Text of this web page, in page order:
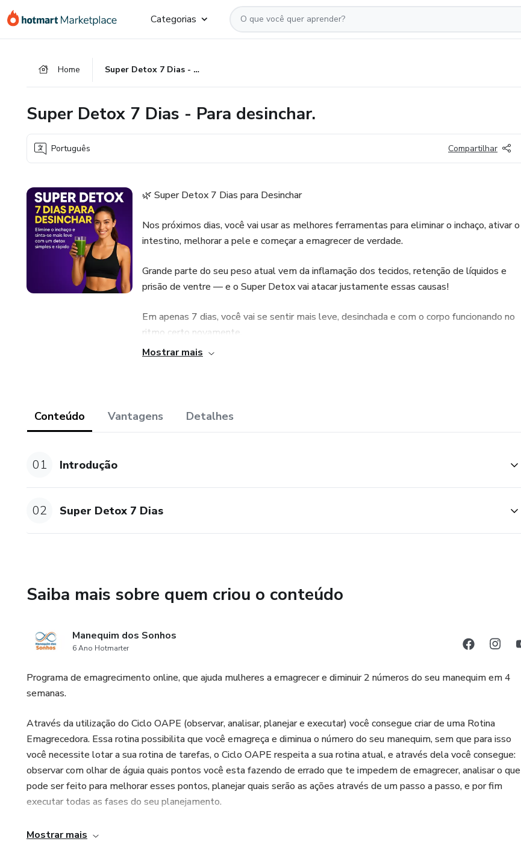
para
para
para
Categorias
Home Super Detox 7 Dias - Para desinchar.
Super Detox 7 Dias - Para desinchar.
Português Compartilhar
🌿 Super Detox 7 Dias para Desinchar
Nos próximos dias, você vai usar as melhores ferramentas para eliminar o inchaço, ativar o
intestino, melhorar a pele e começar a emagrecer de verdade.
Grande parte do seu peso atual vem da inflamação dos tecidos, retenção de líquidos e
prisão de ventre — e o Super Detox vai atacar justamente essas causas!
Em apenas 7 dias, você vai se sentir mais leve, desinchada e com o corpo funcionando no
ritmo certo novamente.
Mostrar mais
Conteúdo Vantagens Detalhes
01 Introdução
02 Super Detox 7 Dias
Saiba mais sobre quem criou o conteúdo
Manequim dos Sonhos
6 Ano Hotmarter
Programa de emagrecimento online, que ajuda mulheres a emagrecer e diminuir 2 números do seu manequim em 4
semanas.
Através da utilização do Ciclo OAPE (observar, analisar, planejar e executar) você consegue criar de uma Rotina
Emagrecedora. Essa rotina possibilita que você emagreça e diminua o número do seu manequim, sem que para isso
você necessite lotar a sua rotina de tarefas, o Ciclo OAPE respeita a sua rotina atual, e através dela você consegue:
observar com olhar de águia quais pontos você esta fazendo de errado que te impedem de emagrecer, analisar o que
pode ser feito para melhorar esses pontos, planejar quais serão as ações através de um passo a passo, e por fim
executar todas as fases do seu planejamento.
Mostrar mais